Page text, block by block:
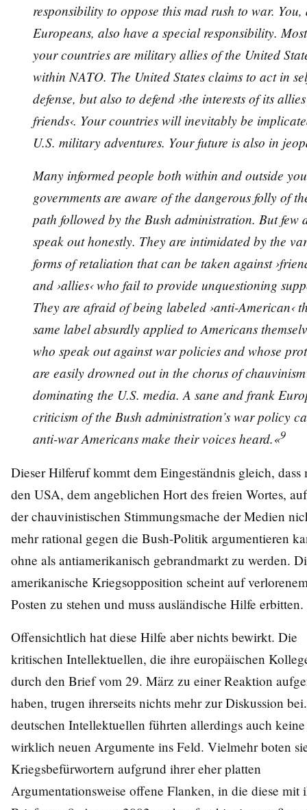
responsibility to oppose this mad rush to war. You,
Europeans, also have a special responsibility.
your countries are military allies of the United
within NATO. The United States claims to act in
defense, but also to defend ›the interests of its
friends‹. Your countries will inevitably be
U.S. military adventures. Your future is also in
Many informed people both within and outside
governments are aware of the dangerous folly of
path followed by the Bush administration. But few
speak out honestly. They are intimidated by the
forms of retaliation that can be taken against
and ›allies‹ who fail to provide unquestioning
They are afraid of being labeled ›anti-American‹
same label absurdly applied to Americans
who speak out against war policies and whose
are easily drowned out in the chorus of chauvinism
dominating the U.S. media. A sane and frank
criticism of the Bush administration’s war policy
anti-war Americans make their voices heard.«9
Dieser Hilferuf kommt dem Eingeständnis gleich, dass
den USA, dem angeblichen Hort des freien Wortes,
der chauvinistischen Stimmungsmache der Medien
mehr rational gegen die Bush-Politik argumentieren
ohne als antiamerikanisch gebrandmarkt zu werden.
amerikanische Kriegsopposition scheint auf
Posten zu stehen und muss ausländische Hilfe erbitten.
Offensichtlich hat diese Hilfe aber nichts bewirkt. Die
kritischen Intellektuellen, die ihre europäischen
durch den Brief vom 29. März zu einer Reaktion
haben, trugen ihrerseits nichts mehr zur Diskussion
deutschen Intellektuellen führten allerdings auch keine
wirklich neuen Argumente ins Feld. Vielmehr boten
Kriegsbefürwortern aufgrund ihrer eher platten
Argumentationsweise offene Flanken, in die diese mit